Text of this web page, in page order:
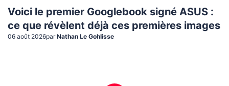
Voici le premier Googlebook signé ASUS :
ce que révèlent déjà ces premières images
06 août 2026par Nathan Le Gohlisse